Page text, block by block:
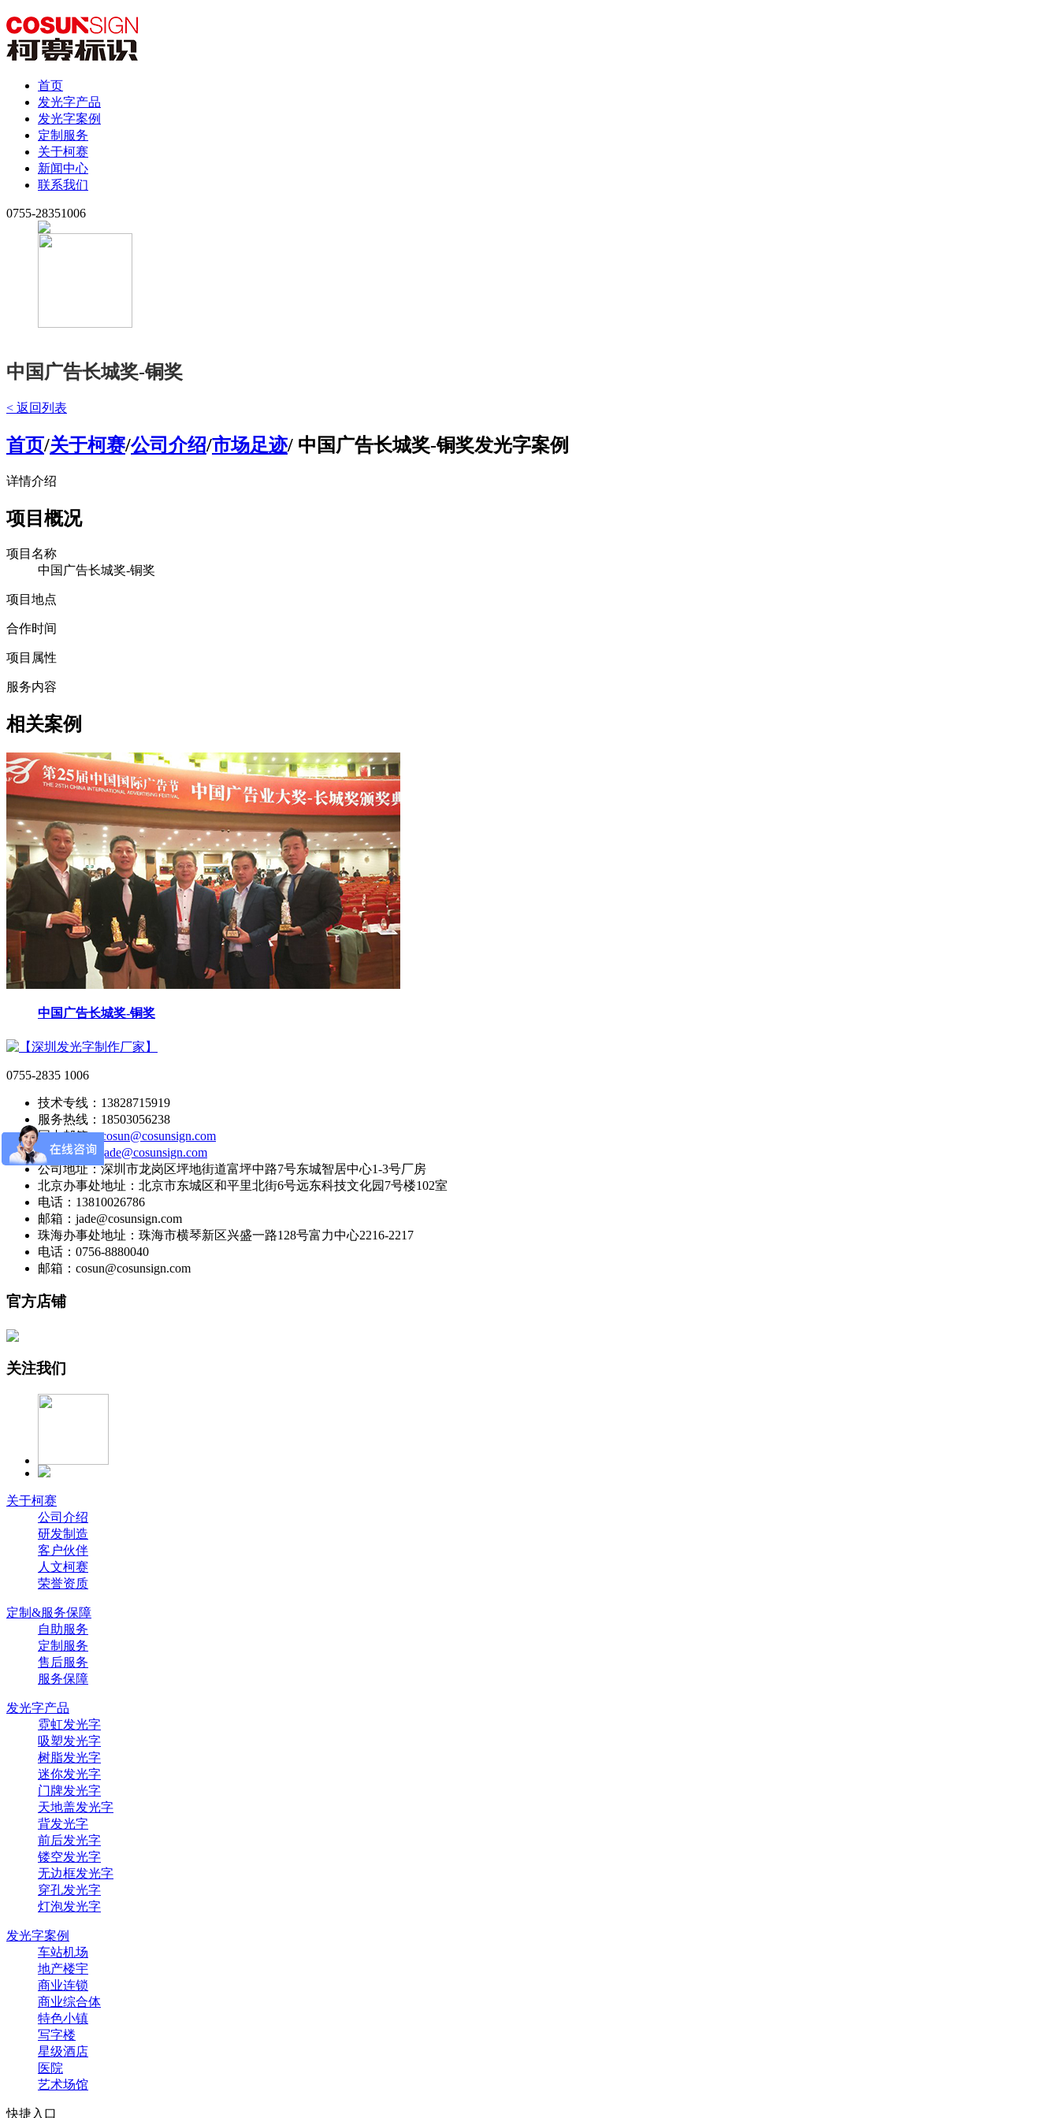
首页
发光字产品
发光字案例
定制服务
关于柯赛
新闻中心
联系我们
0755-28351006
中国广告长城奖-铜奖
< 返回列表
首页/关于柯赛/公司介绍/市场足迹/ 中国广告长城奖-铜奖发光字案例
详情介绍
项目概况
项目名称
中国广告长城奖-铜奖
项目地点
合作时间
项目属性
服务内容
相关案例
中国广告长城奖-铜奖
0755-2835 1006
技术专线：13828715919
服务热线：18503056238
国内邮箱：cosun@cosunsign.com
国际邮箱： jade@cosunsign.com
公司地址：深圳市龙岗区坪地街道富坪中路7号东城智居中心1-3号厂房
北京办事处地址：北京市东城区和平里北街6号远东科技文化园7号楼102室
电话：13810026786
邮箱：jade@cosunsign.com
珠海办事处地址：珠海市横琴新区兴盛一路128号富力中心2216-2217
电话：0756-8880040
邮箱：cosun@cosunsign.com
官方店铺
关注我们
关于柯赛
公司介绍
研发制造
客户伙伴
人文柯赛
荣誉资质
定制&服务保障
自助服务
定制服务
售后服务
服务保障
发光字产品
霓虹发光字
吸塑发光字
树脂发光字
迷你发光字
门牌发光字
天地盖发光字
背发光字
前后发光字
镂空发光字
无边框发光字
穿孔发光字
灯泡发光字
发光字案例
车站机场
地产楼宇
商业连锁
商业综合体
特色小镇
写字楼
星级酒店
医院
艺术场馆
快捷入口